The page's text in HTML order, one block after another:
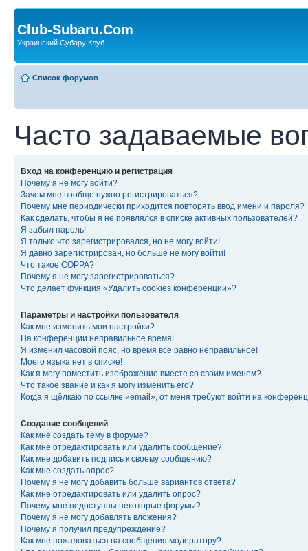
Club-Subaru.Com
Украинский Субару Клуб
Список форумов
Часто задаваемые
Вход на конференцию и регистрация
Почему я не могу войти?
Зачем мне вообще нужно регистрироваться?
Почему мне периодически приходится повторять ввод имени и пароля?
Как сделать, чтобы я не появлялся в списке активных пользователей?
Я забыл пароль!
Я только что зарегистрировался, но не могу войти!
Я давно зарегистрирован, но больше не могу войти!
Что такое COPPA?
Почему я не могу зарегистрироваться?
Что делает функция «Удалить cookies конференции»?
Параметры и настройки пользователя
Как мне изменить мои настройки?
На конференции неправильное время!
Я изменил часовой пояс, но время всё равно неправильное!
Моего языка нет в списке!
Как я могу поместить изображение вместе со своим именем?
Что такое звание и как я могу изменить его?
Когда я щёлкаю по ссылке «email», от меня требуют войти на
Создание сообщений
Как мне создать тему в форуме?
Как мне отредактировать или удалить сообщение?
Как мне добавить подпись к своему сообщению?
Как мне создать опрос?
Почему я не могу добавить больше вариантов ответа?
Как мне отредактировать или удалить опрос?
Почему мне недоступны некоторые форумы?
Почему я не могу добавлять вложения?
Почему я получил предупреждение?
Как мне пожаловаться на сообщения модератору?